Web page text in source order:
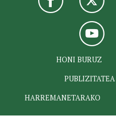
HONI BURUZ
PUBLIZITATEA
HARREMANETARAKO